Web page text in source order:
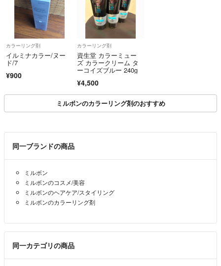
ん。時間の無駄です)
⚠️購入後に発送を急かすのはやめてください
⚠️マナーの悪い人が大っ嫌いです！！
⚠️物価高です！価格維持のため総量での梱包です
◉土日祝の配送がなく1週間かかることもあります
◉紛失があっても補償がなくこちらでは責任を負えません
✅1回目のブリーチでどれだけ色素を抜けるかが勝負です！
カラーリング剤
イルミナカラー/ヌー
ド/7
¥900
カラーリング剤
資生堂 カラーミュー
ズ カラークリーム タ
ーコイズブルー 240g
¥4,500
ミルボンのカラーリング剤のおすすめ
同一ブランドの商品
ミルボン
ミルボンのコスメ/美容
ミルボンのヘアケア/スタイリング
ミルボンのカラーリング剤
同一カテゴリの商品